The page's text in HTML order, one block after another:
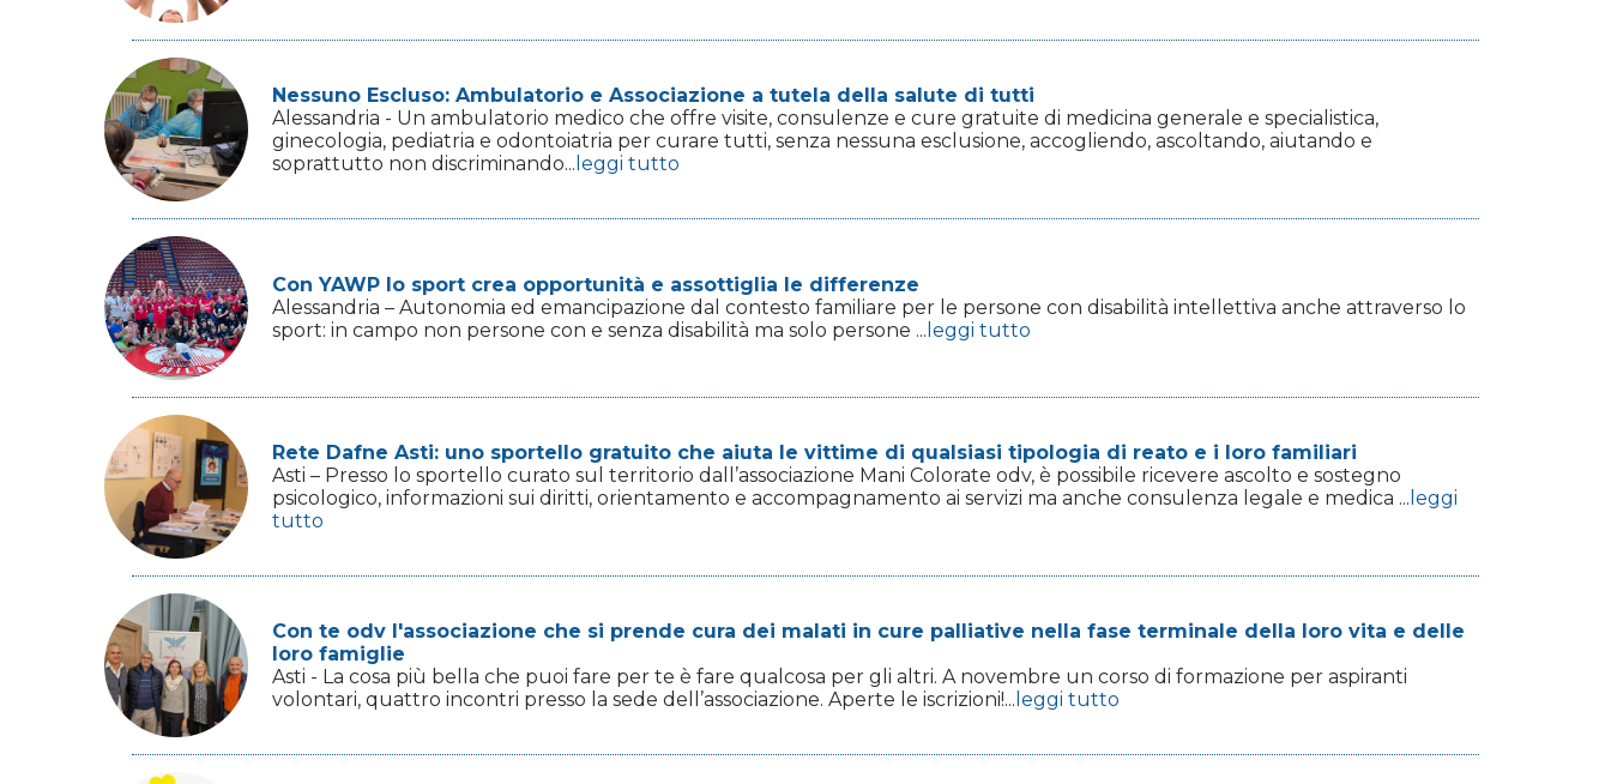
Nessuno Escluso: Ambulatorio e Associazione a tutela della salute di tutti
Alessandria - Un ambulatorio medico che offre visite, consulenze e cure gratuite di medicina generale e specialistica,
ginecologia, pediatria e odontoiatria per curare tutti, senza nessuna esclusione, accogliendo, ascoltando, aiutando e
soprattutto non discriminando... leggi tutto
Con YAWP lo sport crea opportunità e assottiglia le differenze
Alessandria – Autonomia ed emancipazione dal contesto familiare per le persone con disabilità intellettiva anche attraverso lo
sport: in campo non persone con e senza disabilità ma solo persone ... leggi tutto
Rete Dafne Asti: uno sportello gratuito che aiuta le vittime di qualsiasi tipologia di reato e i loro familiari
Asti – Presso lo sportello curato sul territorio dall’associazione Mani Colorate odv, è possibile ricevere ascolto e sostegno
psicologico, informazioni sui diritti, orientamento e accompagnamento ai servizi ma anche consulenza legale e medica ... leggi
tutto
Con te odv l'associazione che si prende cura dei malati in cure palliative nella fase terminale della loro vita e delle
loro famiglie
Asti - La cosa più bella che puoi fare per te è fare qualcosa per gli altri. A novembre un corso di formazione per aspiranti
volontari, quattro incontri presso la sede dell’associazione. Aperte le iscrizioni!... leggi tutto